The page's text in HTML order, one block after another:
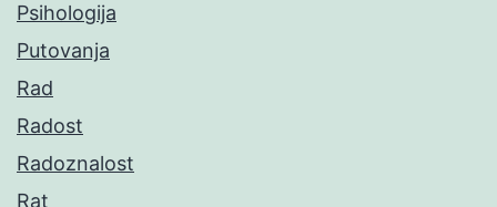
Psihologija
Putovanja
Rad
Radost
Radoznalost
Rat